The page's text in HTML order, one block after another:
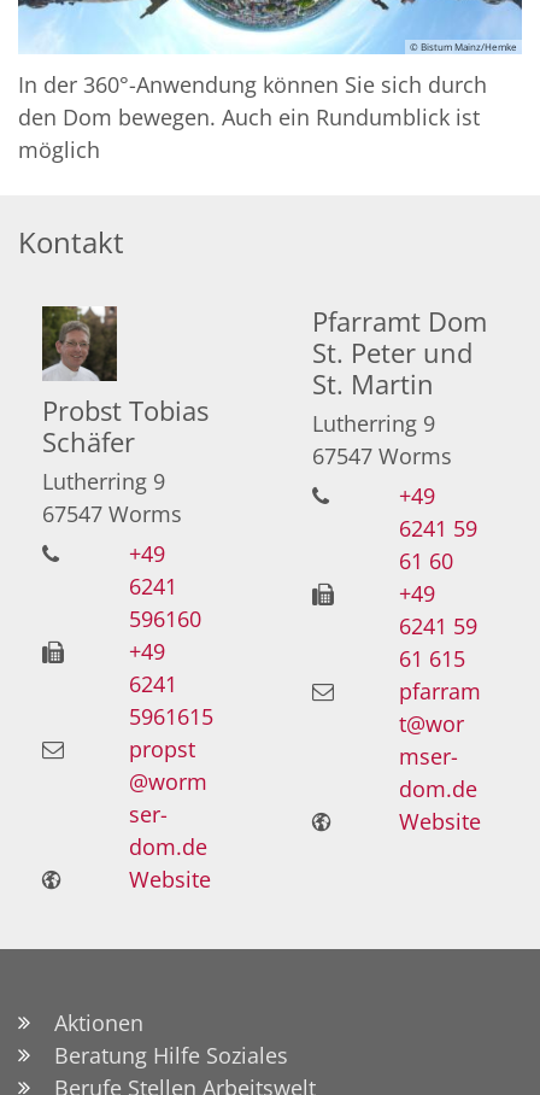
© Bistum Mainz/Hemke
In der 360°-Anwendung können Sie sich durch
den Dom bewegen. Auch ein Rundumblick ist
möglich
Kontakt
Probst Tobias
Schäfer
Lutherring 9
67547 Worms
+49
6241
596160
+49
6241
5961615
propst
@worm
ser-
dom.de
Website
Pfarramt Dom
St. Peter und
St. Martin
Lutherring 9
67547 Worms
+49
6241 59
61 60
+49
6241 59
61 615
pfarram
t@wor
mser-
dom.de
Website
Aktionen
Beratung Hilfe Soziales
Berufe Stellen Arbeitswelt